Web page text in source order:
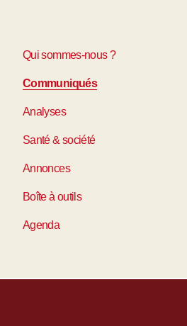
Qui sommes-nous ?
Communiqués
Analyses
Santé & société
Annonces
Boîte à outils
Agenda